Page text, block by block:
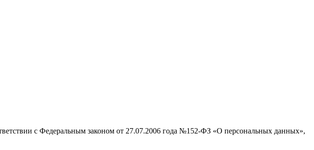
с Федеральным законом от 27.07.2006 года №152-ФЗ «О персональных данных»,